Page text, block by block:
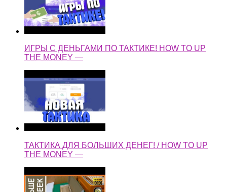
ИГРЫ С ДЕНЬГАМИ ПО ТАКТИКЕ! HOW TO UP
THE MONEY —
ТАКТИКА ДЛЯ БОЛЬШИХ ДЕНЕГ! / HOW TO UP
THE MONEY —